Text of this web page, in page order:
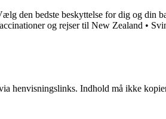
den bedste beskyttelse for dig og din
og rejser til New Zealand •
henvisningslinks. Indhold må ikke